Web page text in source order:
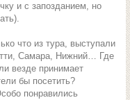
и с запозданием, но
что из тура, выступали
Самара, Нижний… Где
везде принимает
бы посетить?
понравились